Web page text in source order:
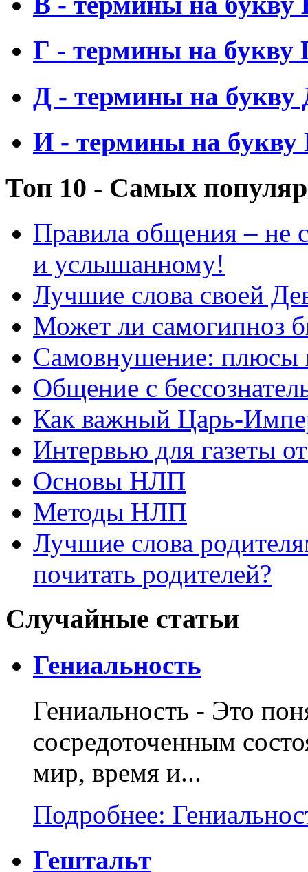
Г - термины на букву
Д - термины на букву
И - термины на букву
Топ 10 - Самых
Правила общения – не
и услышанному!
Лучшие слова своей
Может ли самогипноз
Самовнушение: плюсы
Общение с
Как важный Царь-
Интервью для газеты
Основы НЛП
Методы НЛП
Лучшие слова
почитать родителей?
Случайные статьи
Гениальность
Гениальность - Это
сосредоточенным
мир, время и...
Подробнее:
Гештальт